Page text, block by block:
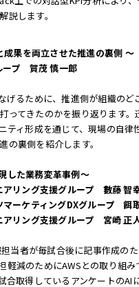
します。
果を両立させた推進の裏側 〜
ープ 賀茂 慎一郎
げるために、推進側が組織のど
ってきたのかを振り返ります。
ティ形成を通じて、現場の自律
の裏側を紹介します。
した業務変革事例〜
アリング支援グループ 數藤 智
マーケティングDXグループ 餌
アリング支援グループ 宮崎 正
当者が毎試合後に記事作成の
軽減のためにAWSとの取り組み
取得しているアンケートのAI